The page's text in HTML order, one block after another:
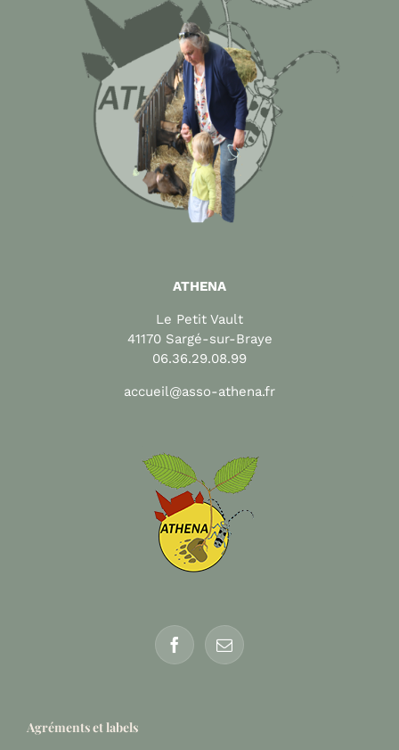
ATHENA
Le Petit Vault
41170 Sargé-sur-Braye
06.36.29.08.99
accueil@asso-athena.fr
Agréments et labels